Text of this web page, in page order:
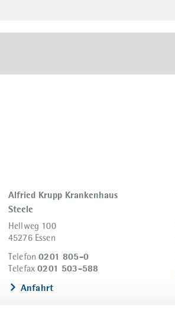
Alfried Krupp Krankenhaus
Steele
Hellweg 100
45276 Essen
Telefon0201 805-0
Telefax0201 503-588
Anfahrt